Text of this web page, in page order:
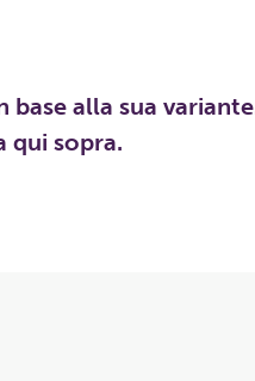
alla sua
qui sopra.